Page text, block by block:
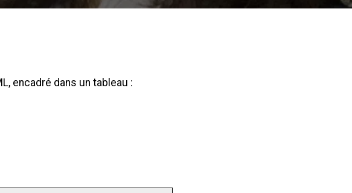
encadré dans un tableau :